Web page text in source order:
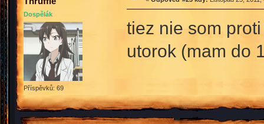
Dospělák
Příspěvků: 69
tiez nie som
utorok (mam do